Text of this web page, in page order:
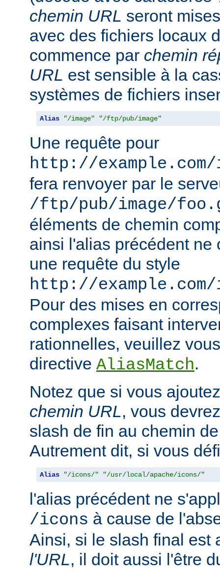
chemin URL seront
avec des fichiers locaux
commence par chemin
URL est sensible à la
systèmes de fichiers
Alias "/image" "/ftp/pub/image"
Une requête pour
http://
fera renvoyer par le
/ftp/pub/image/
éléments de chemin
ainsi l'alias précédent ne
une requête du style
http://
Pour des mises en
complexes faisant
rationnelles, veuillez
directive AliasMatch.
Notez que si vous
chemin URL, vous
slash de fin au chemin
Autrement dit, si vous
Alias "/icons/" "/usr/local/apache/icons/"
l'alias précédent ne
/icons à cause de
Ainsi, si le slash final est
l'URL, il doit aussi l'être